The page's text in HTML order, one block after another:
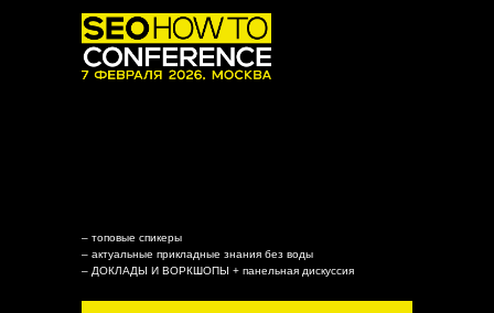
– топовые спикеры
– актуальные прикладные знания без воды
– ДОКЛАДЫ И ВОРКШОПЫ + панельная дискуссия